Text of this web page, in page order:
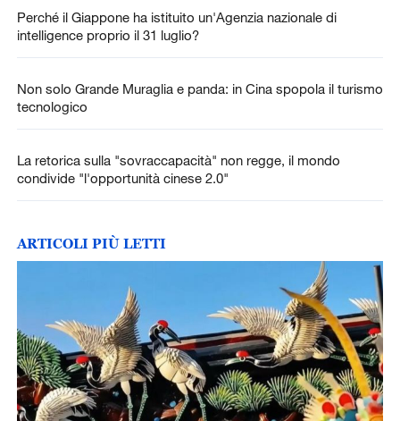
Perché il Giappone ha istituito un'Agenzia nazionale di
intelligence proprio il 31 luglio?
Non solo Grande Muraglia e panda: in Cina spopola il turismo
tecnologico
La retorica sulla "sovraccapacità" non regge, il mondo
condivide "l'opportunità cinese 2.0"
ARTICOLI PIÙ LETTI